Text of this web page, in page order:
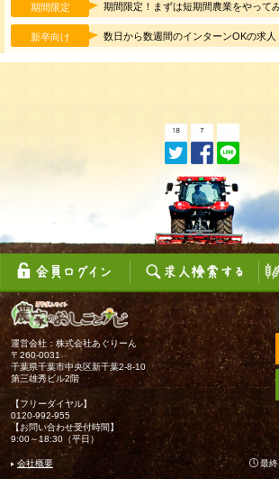
期間限定 期間限定！まずは短期間農業をやって
新卒向け 数日から数週間のインターンOKの求人
運営会社：株式会社あぐりーん
〒260-0031
千葉県千葉市中央区新千葉2-8-10
第三雄秀ビル2階
【フリーダイヤル】
0120-992-955
【お問い合わせ受付時間】
9:00～18:30（平日）
会社概要 最